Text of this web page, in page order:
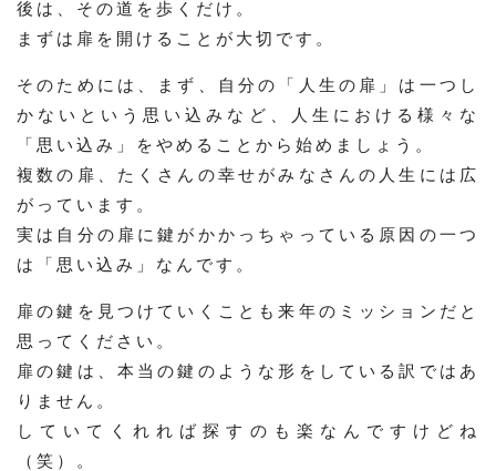
後は、その道を歩くだけ。
まずは扉を開けることが大切です。
そのためには、まず、自分の「人生の扉」は一つし
かないという思い込みなど、人生における様々な
「思い込み」をやめることから始めましょう。
複数の扉、たくさんの幸せがみなさんの人生には広
がっています。
実は自分の扉に鍵がかかっちゃっている原因の一つ
は「思い込み」なんです。
扉の鍵を見つけていくことも来年のミッションだと
思ってください。
扉の鍵は、本当の鍵のような形をしている訳ではあ
りません。
していてくれれば探すのも楽なんですけどね
（笑）。